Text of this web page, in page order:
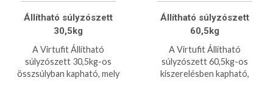
Állítható súlyzószett
30,5kg
A Virtufit Állítható
súlyzószett 30,5kg-os
összsúlyban kapható, mely
Állítható súlyzószett
60,5kg
A Virtufit Állítható
súlyzószett 60,5kg-os
kiszerelésben kapható,